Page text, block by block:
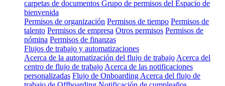
carpetas de documentos Grupo de permisos del Espacio de
bienvenida
Permisos de organización Permisos de tiempo Permisos de
talento Permisos de empresa Otros permisos Permisos de
nómina Permisos de finanzas
Flujos de trabajo y automatizaciones
Acerca de la automatización del flujo de trabajo Acerca del
centro de flujo de trabajo Acerca de las notificaciones
personalizadas Flujo de Onboarding Acerca del flujo de